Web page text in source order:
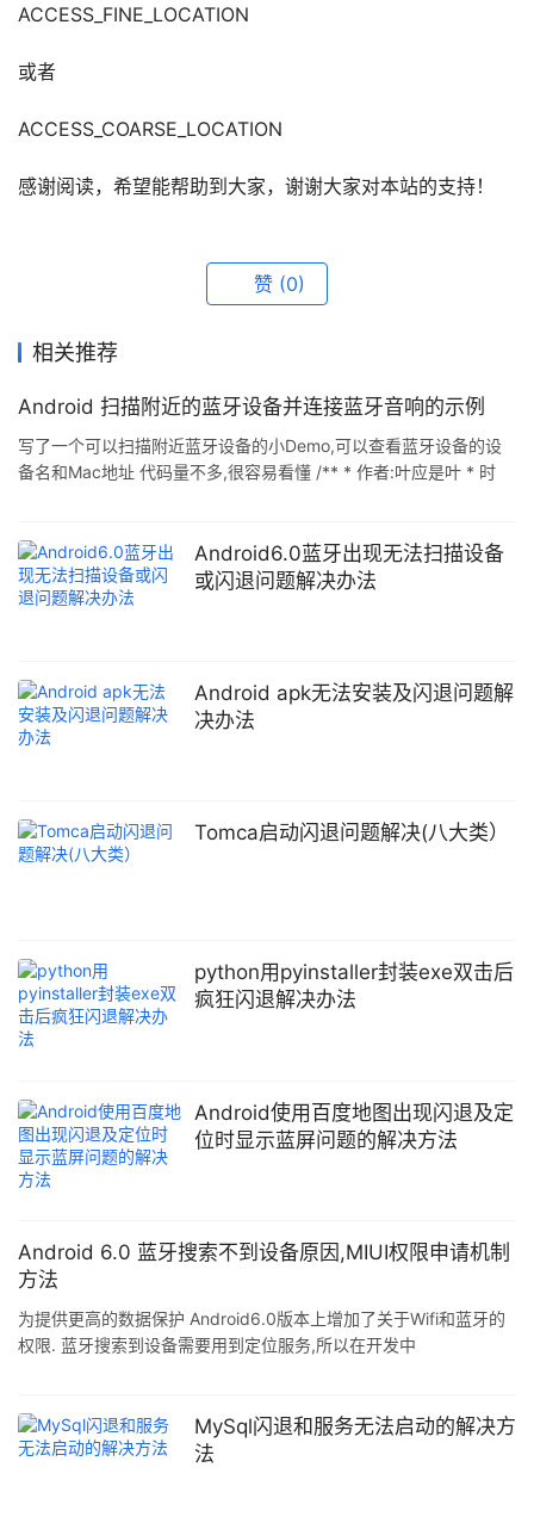
ACCESS_FINE_LOCATION
或者
ACCESS_COARSE_LOCATION
感谢阅读，希望能帮助到大家，谢谢大家对本站的支持！
赞 (0)
相关推荐
Android 扫描附近的蓝牙设备并连接蓝牙音响的示例
写了一个可以扫描附近蓝牙设备的小Demo,可以查看蓝牙设备的设
备名和Mac地址 代码量不多,很容易看懂 /** * 作者:叶应是叶 * 时
loadingDialog; private DeviceAdapter deviceAdapter; private
BluetoothAdap
Android6.0蓝牙出现无法扫描设备
或闪退问题解决办法
Android apk无法安装及闪退问题解
决办法
Tomca启动闪退问题解决(八大类）
python用pyinstaller封装exe双击后
疯狂闪退解决办法
Android使用百度地图出现闪退及定
位时显示蓝屏问题的解决方法
Android 6.0 蓝牙搜索不到设备原因,MIUI权限申请机制
方法
为提供更高的数据保护 Android6.0版本上增加了关于Wifi和蓝牙的
权限. 蓝牙搜索到设备需要用到定位服务,所以在开发中
android:name="android.permission.ACCESS_COARSE_LOCATIO
N"/> <uses-permission android:name="an
MySql闪退和服务无法启动的解决方
法